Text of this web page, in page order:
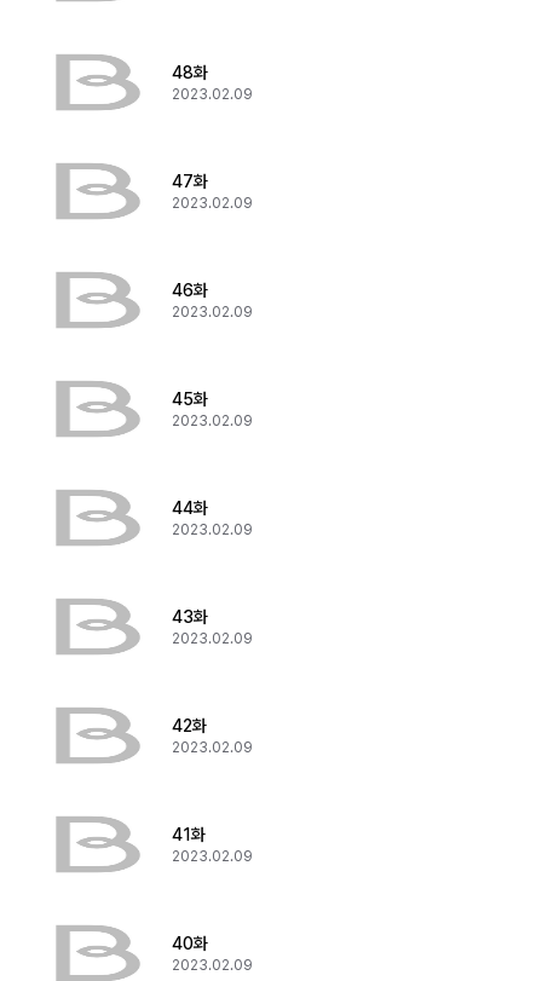
48화
2023.02.09
47화
2023.02.09
46화
2023.02.09
45화
2023.02.09
44화
2023.02.09
43화
2023.02.09
42화
2023.02.09
41화
2023.02.09
40화
2023.02.09